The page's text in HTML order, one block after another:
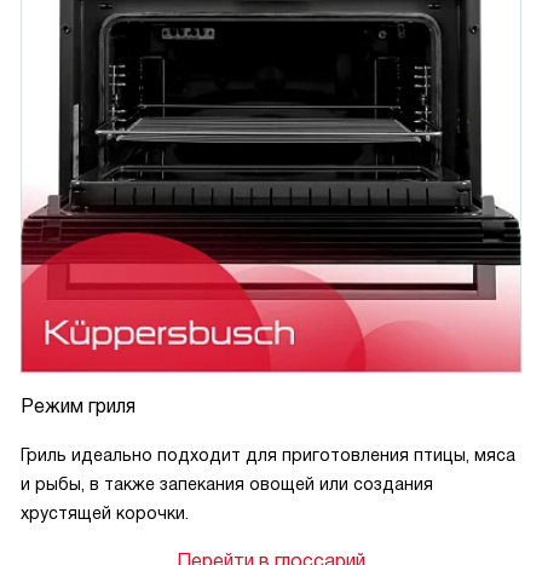
Режим гриля
Гриль идеально подходит для приготовления птицы, мяса
и рыбы, в также запекания овощей или создания
хрустящей корочки.
Перейти в глоссарий